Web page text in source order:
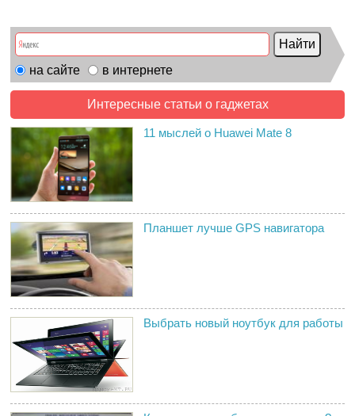
на сайте в интернете
Интересные статьи о гаджетах
11 мыслей о Huawei Mate 8
Планшет лучше GPS навигатора
Выбрать новый ноутбук для работы